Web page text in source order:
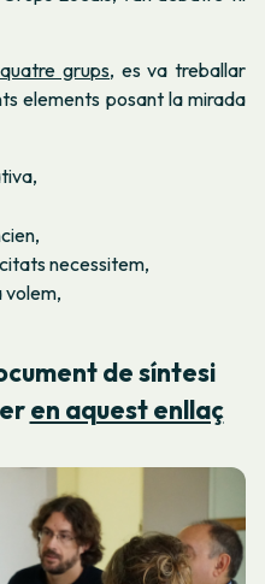
grups, es va treballar
elements posant la mirada
necessitem,
volem,
de síntesi
en aquest enllaç